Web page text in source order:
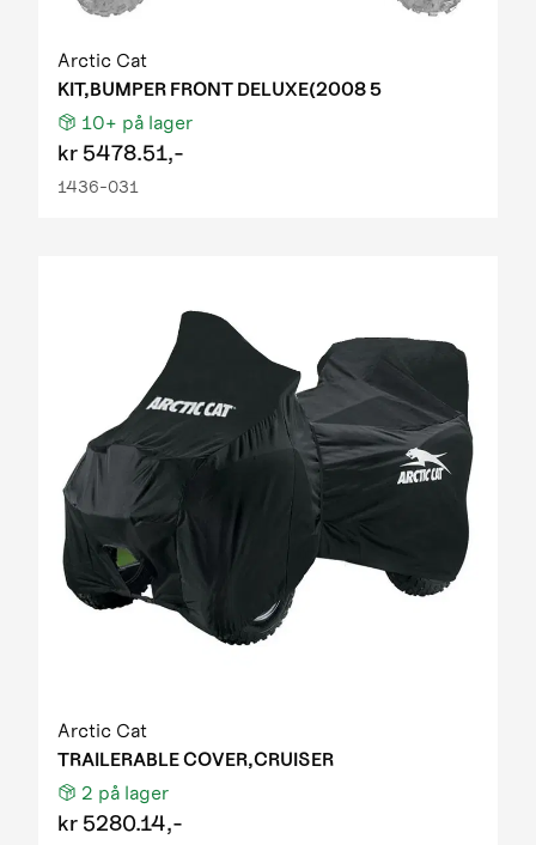
Arctic Cat
KIT,BUMPER FRONT DELUXE(2008 5
10+ på lager
kr 5478.51,-
1436-031
Arctic Cat
TRAILERABLE COVER,CRUISER
2 på lager
kr 5280.14,-